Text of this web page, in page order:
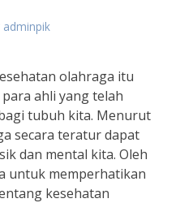
adminpik
olahraga itu
ahli yang telah
tubuh kita. Menurut
secara teratur dapat
dan mental kita. Oleh
untuk memperhatikan
kesehatan